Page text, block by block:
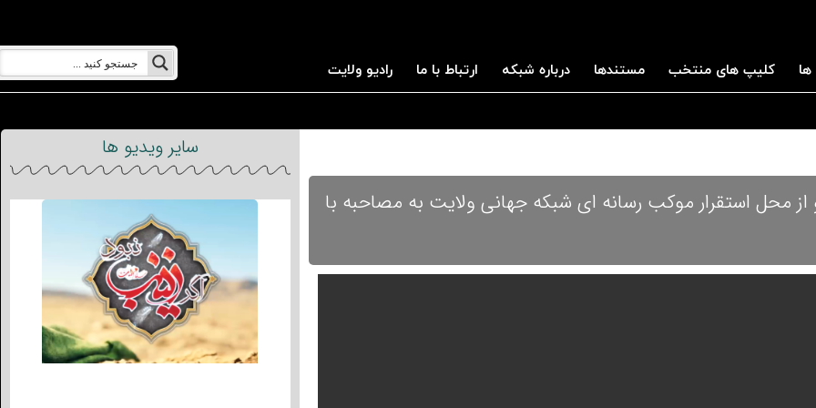
ها کلیپ های منتخب مستندها درباره شبکه ارتباط با ما رادیو ولایت
از محل استقرار موکب رسانه ای شبکه جهانی ولایت به مصاحبه با
سایر ویدیو ها